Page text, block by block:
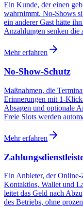
Ein Kunde, der einen
wahrnimmt. No-Shows
ein anderer Gast hätte
Anzahlungen senken die
Mehr erfahren
No-Show-Schutz
Maßnahmen, die
Erinnerungen mit 1-
Absagen und optionale
Freie Slots werden
Mehr erfahren
Ein Anbieter, der
Kontaktlos, Wallet und
leitet das Geld nach
des Betriebs, ohne